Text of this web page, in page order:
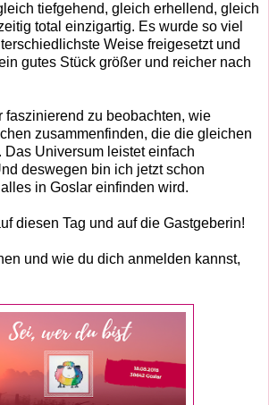
tiefgehend, gleich erhellend, gleich
total einzigartig. Es wurde so viel
Weise freigesetzt und
gutes Stück größer und reicher nach
faszinierend zu beobachten, wie
zusammenfinden, die die gleichen
Universum leistet einfach
deswegen bin ich jetzt schon
in Goslar einfinden wird.
diesen Tag und auf die Gastgeberin!
und wie du dich anmelden kannst,